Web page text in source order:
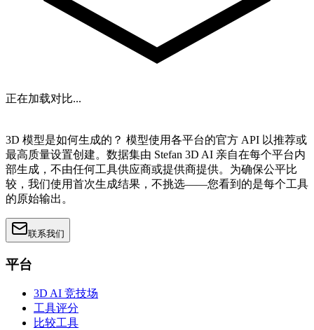
正在加载对比...
3D 模型是如何生成的？ 模型使用各平台的官方 API 以推荐或
最高质量设置创建。数据集由 Stefan 3D AI 亲自在每个平台内
部生成， 不由任何工具供应商或提供商提供。为确保公平比
较，我们使用首次生成结果，不挑选——您看到的是每个工具
的原始输出。
联系我们
平台
3D AI 竞技场
工具评分
比较工具